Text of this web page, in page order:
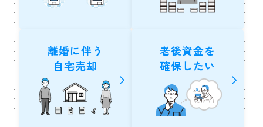
離婚に伴う
自宅売却
老後資金を
確保したい